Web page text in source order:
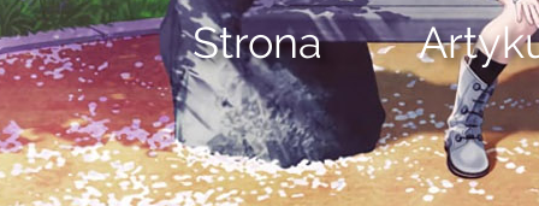
Strona